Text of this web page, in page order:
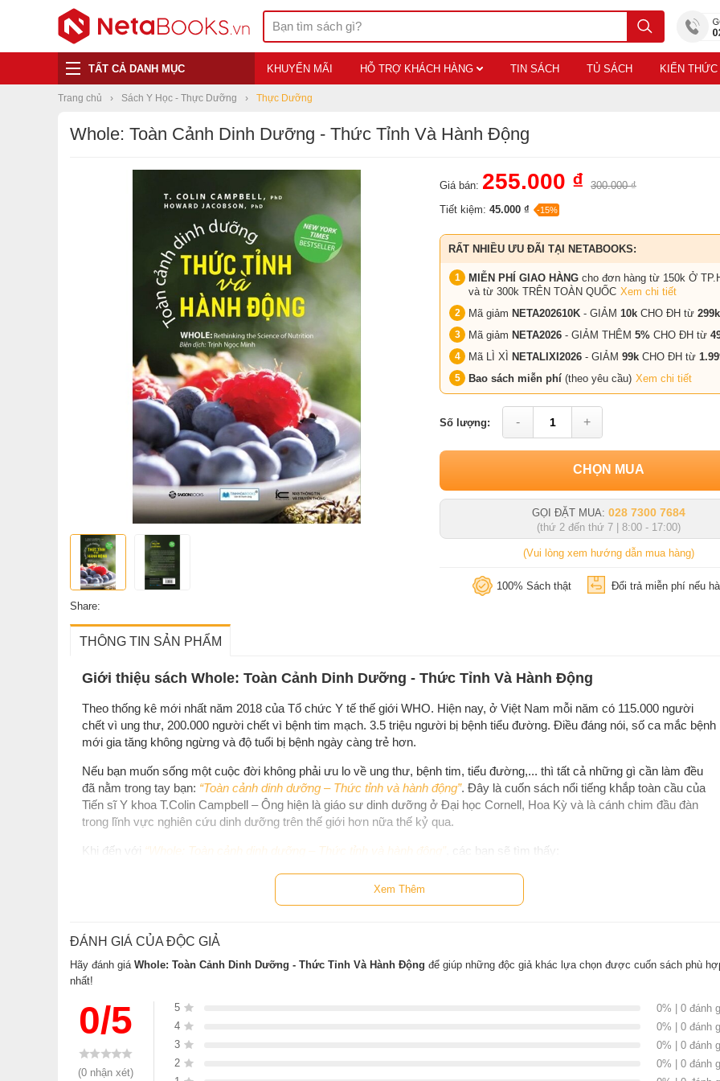
TẤT CẢ DANH MỤC KHUYẾN MÃI HỖ TRỢ KHÁCH HÀNG TIN SÁCH TỦ SÁCH KIẾN THỨC
Trang chủ Sách Y Học - Thực Dưỡng Thực Dưỡng
Whole: Toàn Cảnh Dinh Dưỡng - Thức Tỉnh Và Hành Động
Share:
Giá bán: 255.000 ₫
300.000 ₫
Tiết kiệm: 45.000 ₫ -15%
RẤT NHIỀU ƯU ĐÃI TẠI NETABOOKS:
MIỄN PHÍ GIAO HÀNG cho đơn hàng từ 150k Ở
và từ 300k TRÊN TOÀN QUỐC Xem chi tiết
Mã giảm NETA202610K - GIẢM 10k CHO ĐH từ 299k
Mã giảm NETA2026 - GIẢM THÊM 5% CHO ĐH từ
Mã LÌ XÌ
NETALIXI2026 - GIẢM 99k CHO ĐH từ
Bao sách miễn phí (theo yêu cầu) Xem chi tiết
Số lượng: - +
CHỌN MUA
GỌI ĐẶT MUA: 028 7300 7684
(thứ 2 đến thứ 7 | 8:00 - 17:00)
(Vui lòng xem hướng dẫn mua hàng)
100% Sách thật Đổi trả miễn phí nếu
THÔNG TIN SẢN PHẨM
Giới thiệu sách Whole: Toàn Cảnh Dinh Dưỡng - Thức Tỉnh Và Hành Động
Theo thống kê mới nhất năm 2018 của Tổ chức Y tế thế giới WHO. Hiện nay, ở Việt Nam mỗi năm có 115.000 người
chết vì ung thư, 200.000 người chết vì bệnh tim mạch. 3.5 triệu người bị bệnh tiểu đường. Điều đáng nói, số ca mắc bệnh
mới gia tăng không ngừng và độ tuổi bị bệnh ngày càng trẻ hơn.
Nếu bạn muốn sống một cuộc đời không phải ưu lo về ung thư, bệnh tim, tiểu đường,... thì tất cả những gì cần làm đều
đã nằm trong tay bạn: “Toàn cảnh dinh dưỡng – Thức tỉnh và hành động”. Đây là cuốn sách nổi tiếng khắp toàn cầu của
Tiến sĩ Y khoa T.Colin Campbell – Ông hiện là giáo sư dinh dưỡng ở Đại học Cornell, Hoa Kỳ và là cánh chim đầu đàn
trong lĩnh vực nghiên cứu dinh dưỡng trên thế giới hơn nữa thế kỷ qua.
Khi đến với “Whole: Toàn cảnh dinh dưỡng – Thức tỉnh và hành động” , các bạn sẽ tìm thấy:
Thứ nhất: dinh dưỡng là chìa khóa chính yếu đối với sức khỏe con người;
Thứ hai: điều mà hầu hết chúng ta xem như dinh dưỡng hợp lý thì hóa ra không phải là như vậy;
Như Tiến sĩ Biswaroop đã nói: Cho dù bạn là một người bình thường hay một nhà khoa học nghiên cứu, đang ở vị trí
hàng đầu của khoa học y khoa, cuốn sách này có nội dung hữu ích đáng để cho tất cả mọi người đọc.
việc đọc hơn 1.000 cuốn sách trong 10 năm qua. Nếu bạn yêu cầu tôi chọn những cuốn sách hay nhất, tôi sẽ chọn cuốn
“WHOLE’’
Toàn cảnh dinh dưỡng: Thức tỉnh và hành động
. Đây là một trong những cuốn sách toàn diện nhất về bệnh tật
và dinh dưỡng của con người. Cuốn sách này không chỉ cung cấp cho bạn sự hiểu biết rõ ràng về mối liên quan giữa
thuốc men hiện đại, dinh dưỡng và bệnh tật mà còn cho bạn sự tự tin rằng nếu bạn bị bệnh, dù bạn có bị bệnh nặng thế
Xem Thêm
ĐÁNH GIÁ CỦA ĐỘC GIẢ
Hãy đánh giá Whole: Toàn Cảnh Dinh Dưỡng - Thức Tỉnh Và Hành Động để giúp những độc giả khác lựa chọn được cuốn sách phù
nhất!
0/5
(0 nhận xét)
5
0% | 0 đánh
4
0% | 0 đánh
3
0% | 0 đánh
2
0% | 0 đánh